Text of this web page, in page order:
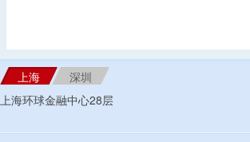
上海
深圳
上海环球金融中心28层